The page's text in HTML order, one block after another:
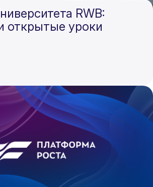
RWB:
открытые уроки